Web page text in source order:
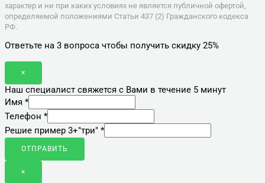
характер и ни при каких условиях не является публичной офертой,
определяемой положениями Статьи 437 (2) Гражданского кодекса
РФ.
Ответьте на 3 вопроса чтобы получить скидку 25%
×
Наш специалист свяжется с Вами в течение 5 минут
Имя *
Телефон *
Решие пример 3+"три" *
ОТПРАВИТЬ
×